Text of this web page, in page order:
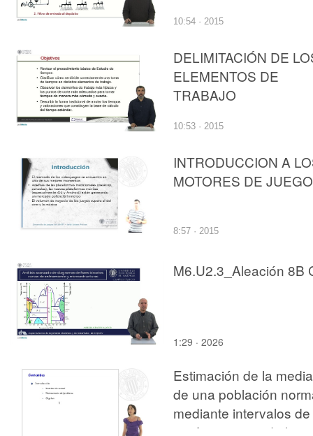
10:54 · 2015
DELIMITACIÓN DE
ELEMENTOS DE
TRABAJO
10:53 · 2015
INTRODUCCION A
MOTORES DE
8:57 · 2015
M6.U2.3_Aleación 8B
1:29 · 2026
Estimación de la media
de una población
mediante intervalos de
confianza cuando la